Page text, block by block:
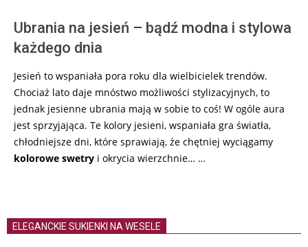
Ubrania na jesień – bądź modna i stylowa
każdego dnia
Jesień to wspaniała pora roku dla wielbicielek trendów.
Chociaż lato daje mnóstwo możliwości stylizacyjnych, to
jednak jesienne ubrania mają w sobie to coś! W ogóle aura
jest sprzyjająca. Te kolory jesieni, wspaniała gra światła,
chłodniejsze dni, które sprawiają, że chętniej wyciągamy
kolorowe swetry i okrycia wierzchnie… …
ELEGANCKIE SUKIENKI NA WESELE